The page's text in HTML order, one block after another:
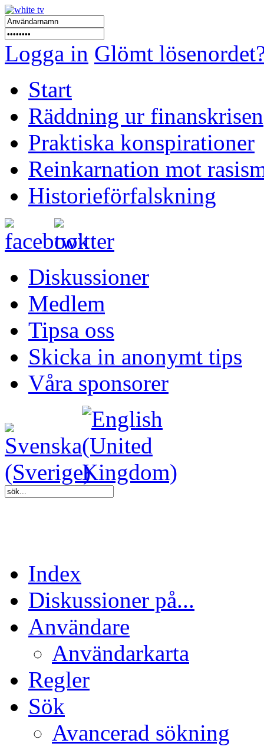
Logga in Glömt
Start
Räddning ur finanskrisen
Praktiska konspirationer
Reinkarnation mot
Historieförfalskning
Diskussioner
Medlem
Tipsa oss
Skicka in anonymt tips
Våra sponsorer
Index
Diskussioner på...
Användare
Användarkarta
Regler
Sök
Avancerad sökning